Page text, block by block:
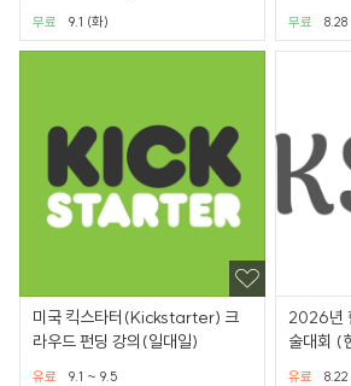
9.1 (화)
무료 무료
미국 킥스타터(Kickstarter) 크
라우드 펀딩 강의(일대일)
9.1 ~ 9.5
유료
2026년
술대회 (
유료